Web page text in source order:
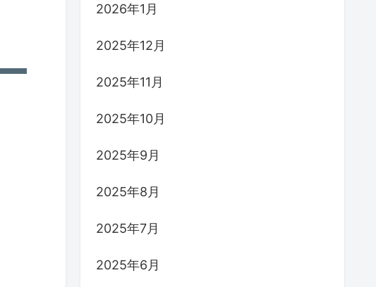
2026年1月
2025年12月
2025年11月
2025年10月
2025年9月
2025年8月
2025年7月
2025年6月